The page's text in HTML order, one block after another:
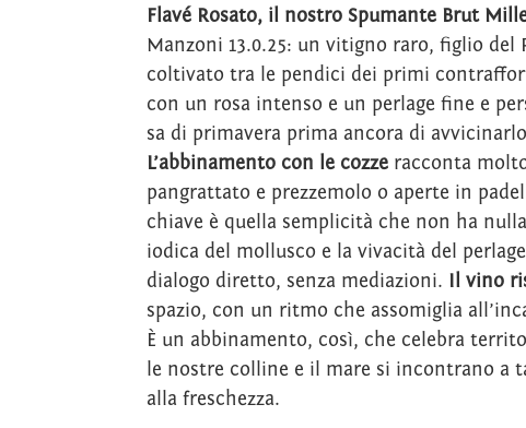
Flavé Rosato, il nostro Spumante Brut
Manzoni 13.0.25: un vitigno raro, figlio del
coltivato tra le pendici dei primi
con un rosa intenso e un perlage fine e
sa di primavera prima ancora di
L’abbinamento con le cozze racconta
pangrattato e prezzemolo o aperte in
chiave è quella semplicità che non ha
iodica del mollusco e la vivacità del
dialogo diretto, senza mediazioni. Il vino
spazio, con un ritmo che assomiglia
È un abbinamento, così, che celebra
le nostre colline e il mare si incontrano a
alla freschezza.